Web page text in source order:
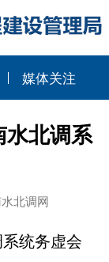
媒体关注
北调系
北调网
统务虚会